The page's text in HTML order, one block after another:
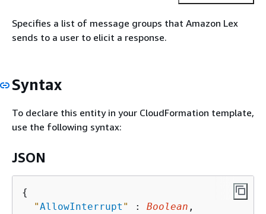
Specifies a list of message groups that Amazon Lex
sends to a user to elicit a response.
Syntax
To declare this entity in your CloudFormation template,
use the following syntax:
JSON
{
"AllowInterrupt " : Boolean ,